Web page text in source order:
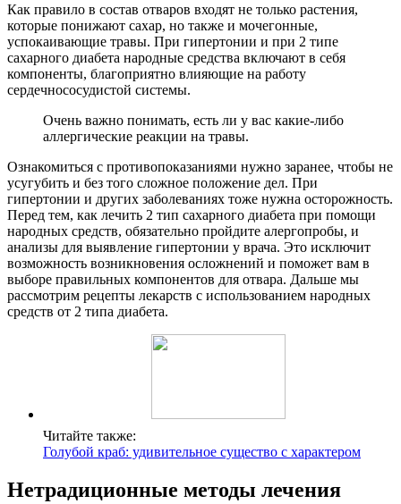
Как правило в состав отваров входят не только растения,
которые понижают сахар, но также и мочегонные,
успокаивающие травы. При гипертонии и при 2 типе
сахарного диабета народные средства включают в себя
компоненты, благоприятно влияющие на работу
сердечнососудистой системы.
Очень важно понимать, есть ли у вас какие-либо
аллергические реакции на травы.
Ознакомиться с противопоказаниями нужно заранее, чтобы не
усугубить и без того сложное положение дел. При
гипертонии и других заболеваниях тоже нужна осторожность.
Перед тем, как лечить 2 тип сахарного диабета при помощи
народных средств, обязательно пройдите алергопробы, и
анализы для выявление гипертонии у врача. Это исключит
возможность возникновения осложнений и поможет вам в
выборе правильных компонентов для отвара. Дальше мы
рассмотрим рецепты лекарств с использованием народных
средств от 2 типа диабета.
Читайте также:
Голубой краб: удивительное существо с характером
Нетрадиционные методы лечения